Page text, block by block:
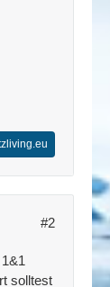
#2
solltest